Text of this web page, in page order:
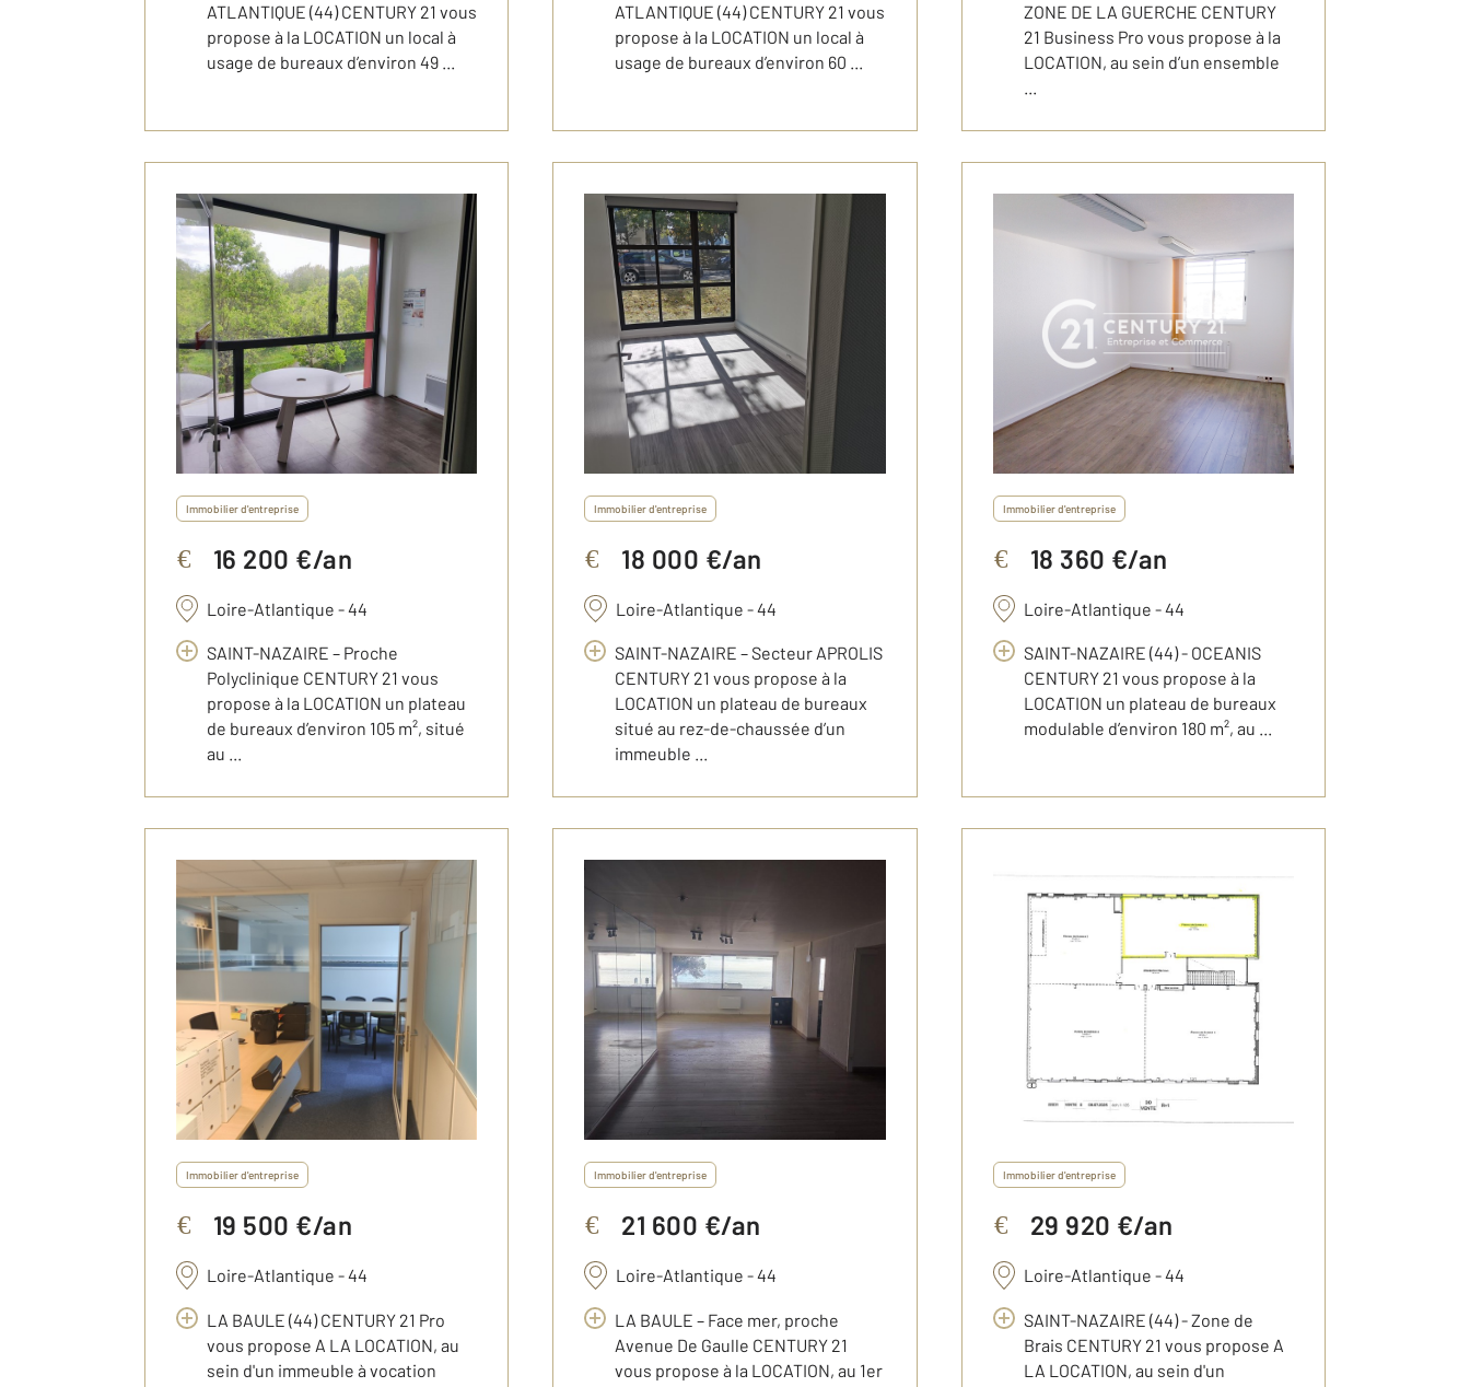
ATLANTIQUE (44) CENTURY 21 vous
propose à la LOCATION un local à
usage de bureaux d’environ 49 ...
ATLANTIQUE (44) CENTURY 21 vous
propose à la LOCATION un local à
usage de bureaux d’environ 60 ...
ZONE DE LA GUERCHE CENTURY
21 Business Pro vous propose à la
LOCATION, au sein d’un ensemble
...
Immobilier d'entreprise
€ 16 200 €/an
Loire-Atlantique - 44
SAINT-NAZAIRE – Proche
Polyclinique CENTURY 21 vous
propose à la LOCATION un plateau
de bureaux d’environ 105 m², situé
au ...
Immobilier d'entreprise
€ 18 000 €/an
Loire-Atlantique - 44
SAINT-NAZAIRE – Secteur APROLIS
CENTURY 21 vous propose à la
LOCATION un plateau de bureaux
situé au rez-de-chaussée d’un
immeuble ...
Immobilier d'entreprise
€ 18 360 €/an
Loire-Atlantique - 44
SAINT-NAZAIRE (44) - OCEANIS
CENTURY 21 vous propose à la
LOCATION un plateau de bureaux
modulable d’environ 180 m², au ...
Immobilier d'entreprise
€ 19 500 €/an
Loire-Atlantique - 44
LA BAULE (44) CENTURY 21 Pro
vous propose A LA LOCATION, au
sein d'un immeuble à vocation
Immobilier d'entreprise
€ 21 600 €/an
Loire-Atlantique - 44
LA BAULE – Face mer, proche
Avenue De Gaulle CENTURY 21
vous propose à la LOCATION, au 1er
Immobilier d'entreprise
€ 29 920 €/an
Loire-Atlantique - 44
SAINT-NAZAIRE (44) - Zone de
Brais CENTURY 21 vous propose A
LA LOCATION, au sein d'un